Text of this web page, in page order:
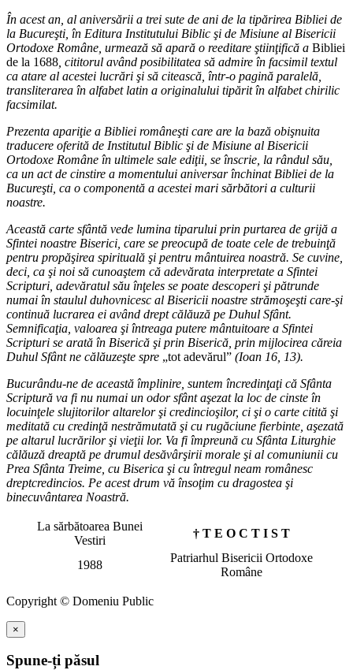
În acest an, al aniversării a trei sute de ani de la tipărirea Bibliei de
la Bucureşti, în Editura Institutului Biblic şi de Misiune al Bisericii
Ortodoxe Române, urmează să apară o reeditare ştiinţifică a Bibliei
de la 1688 , cititorul având posibilitatea să admire în facsimil textul
ca atare al acestei lucrări şi să citească, într-o pagină paralelă,
transliterarea în alfabet latin a originalului tipărit în alfabet chirilic
facsimilat.
Prezenta apariţie a Bibliei româneşti care are la bază obişnuita
traducere oferită de Institutul Biblic şi de Misiune al Bisericii
Ortodoxe Române în ultimele sale ediţii, se înscrie, la rândul său,
ca un act de cinstire a momentului aniversar închinat Bibliei de la
Bucureşti, ca o componentă a acestei mari sărbători a culturii
noastre.
Această carte sfântă vede lumina tiparului prin purtarea de grijă a
Sfintei noastre Biserici, care se preocupă de toate cele de trebuinţă
pentru propăşirea spirituală şi pentru mântuirea noastră. Se cuvine,
deci, ca şi noi să cunoaştem că adevărata interpretate a Sfintei
Scripturi, adevăratul său înţeles se poate descoperi şi pătrunde
numai în staulul duhovnicesc al Bisericii noastre strămoşeşti care-şi
continuă lucrarea ei având drept călăuză pe Duhul Sfânt.
Semnificaţia, valoarea şi întreaga putere mântuitoare a Sfintei
Scripturi se arată în Biserică şi prin Biserică, prin mijlocirea căreia
Duhul Sfânt ne călăuzeşte spre „tot adevărul” (Ioan 16, 13).
Bucurându-ne de această împlinire, suntem încredinţaţi că Sfânta
Scriptură va fi nu numai un odor sfânt aşezat la loc de cinste în
locuinţele slujitorilor altarelor şi credincioşilor, ci şi o carte citită şi
meditată cu credinţă nestrămutată şi cu rugăciune fierbinte, aşezată
pe altarul lucrărilor şi vieţii lor. Va fi împreună cu Sfânta Liturghie
călăuză dreaptă pe drumul desăvârşirii morale şi al comuniunii cu
Prea Sfânta Treime, cu Biserica şi cu întregul neam românesc
dreptcredincios. Pe acest drum vă însoţim cu dragostea şi
binecuvântarea Noastră.
La sărbătoarea Bunei
Vestiri
† T E O C T I S T
1988
Patriarhul Bisericii Ortodoxe
Române
Copyright © Domeniu Public
×
Spune-ți păsul